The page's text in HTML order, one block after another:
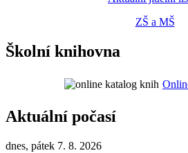
ZŠ a MŠ
Školní knihovna
Aktuální počasí
dnes, pátek 7. 8. 2026